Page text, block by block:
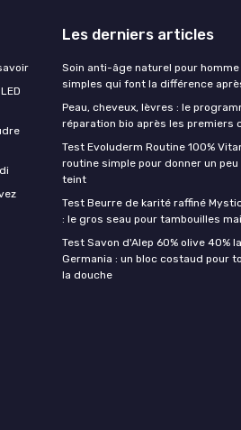
Les derniers articles
Soin anti-âge naturel pour
simples qui font la différence
Peau, cheveux, lèvres : le
réparation bio après les premiers
Test Evoluderm Routine 100%
routine simple pour donner un peu
teint
Test Beurre de karité raffiné
: le gros seau pour tambouilles
Test Savon d'Alep 60% olive 40%
Germania : un bloc costaud pour
la douche